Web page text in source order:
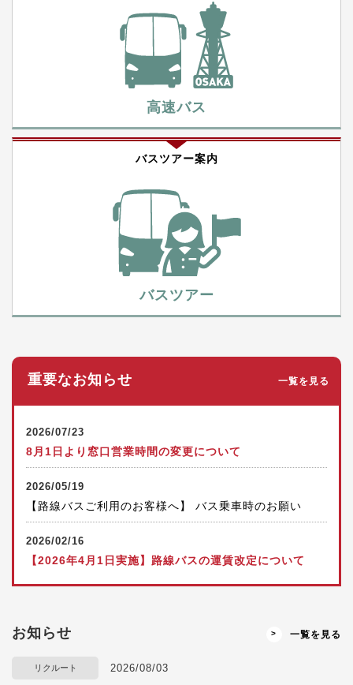
高速バス
バスツアー案内
バスツアー
重要なお知らせ 一覧を見る
2026/07/23
8月1日より窓口営業時間の変更について
2026/05/19
【路線バスご利用のお客様へ】 バス乗車時のお願い
2026/02/16
【2026年4月1日実施】路線バスの運賃改定について
お知らせ 一覧を見る
リクルート 2026/08/03